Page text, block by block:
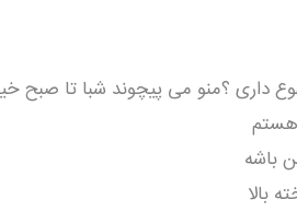
داری ؟منو می پیچوند شبا تا صبح
باشه
بالا